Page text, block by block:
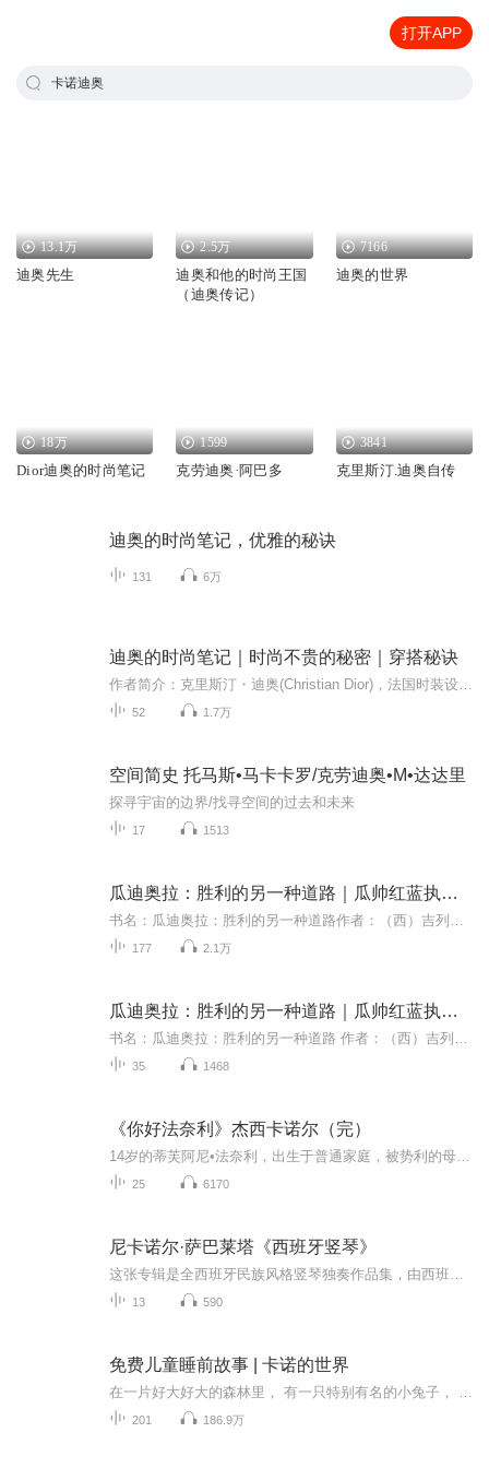
打开APP
卡诺迪奥
13.1万
迪奥先生
2.5万
迪奥和他的时尚王国
（迪奥传记）
7166
迪奥的世界
18万
Dior迪奥的时尚笔记
1599
克劳迪奥·阿巴多
3841
克里斯汀.迪奥自传
迪奥的时尚笔记，优雅的秘诀
131 6万
迪奥的时尚笔记｜时尚不贵的秘密｜穿搭秘诀
52 1.7万
空间简史 托马斯•马卡卡罗/克劳迪奥•M•达达里
探寻宇宙的边界/找寻空间的过去和未来
17 1513
瓜迪奥拉：胜利的另一种道路｜瓜帅红蓝执教生涯全记录
177 2.1万
瓜迪奥拉：胜利的另一种道路｜瓜帅红蓝执教生涯全记录
35 1468
《你好法奈利》杰西卡诺尔（完）
25 6170
尼卡诺尔·萨巴莱塔《西班牙竖琴》
13 590
免费儿童睡前故事 | 卡诺的世界
201 186.9万